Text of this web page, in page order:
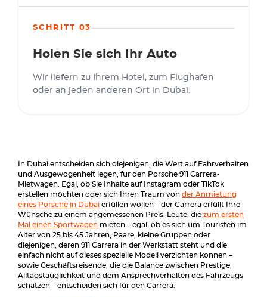
SCHRITT 03
Holen Sie sich Ihr Auto
Wir liefern zu Ihrem Hotel, zum Flughafen
oder an jeden anderen Ort in Dubai.
In Dubai entscheiden sich diejenigen, die Wert auf Fahrverhalten
und Ausgewogenheit legen, für den Porsche 911 Carrera-
Mietwagen. Egal, ob Sie Inhalte auf Instagram oder TikTok
erstellen möchten oder sich Ihren Traum von der Anmietung
eines Porsche in Dubai erfüllen wollen – der Carrera erfüllt Ihre
Wünsche zu einem angemessenen Preis. Leute, die zum ersten
Mal einen Sportwagen mieten – egal, ob es sich um Touristen im
Alter von 25 bis 45 Jahren, Paare, kleine Gruppen oder
diejenigen, deren 911 Carrera in der Werkstatt steht und die
einfach nicht auf dieses spezielle Modell verzichten können –
sowie Geschäftsreisende, die die Balance zwischen Prestige,
Alltagstauglichkeit und dem Ansprechverhalten des Fahrzeugs
schätzen – entscheiden sich für den Carrera.